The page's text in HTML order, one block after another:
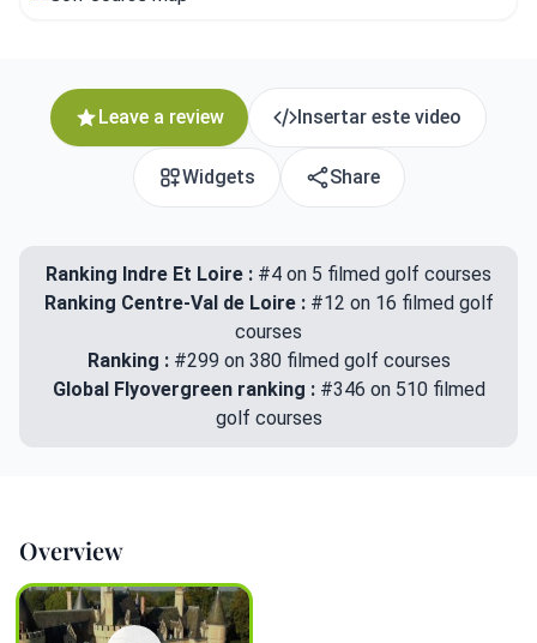
Leave a review Insertar este video
Widgets Share
Ranking Indre Et Loire : #4 on 5 filmed golf courses
Ranking Centre-Val de Loire : #12 on 16 filmed golf
courses
Ranking : #299 on 380 filmed golf courses
Global Flyovergreen ranking : #346 on 510 filmed
golf courses
Overview